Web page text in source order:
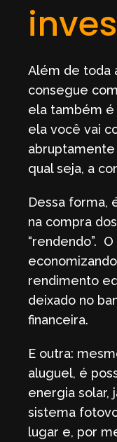
Além de toda
consegue
ela também é
ela você vai
qual seja, a
Dessa forma,
na compra
“rendendo”.
rendimento
deixado no
financeira.
E outra:
aluguel, é
energia solar,
sistema
lugar e, por